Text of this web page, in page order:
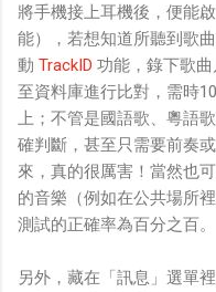
將手機接上耳機後，便能
能），若想知道所聽到歌
動 TrackID 功能，錄下歌
至資料庫進行比對，需時
上；不管是國語歌、粵語
確判斷，甚至只需要前奏
來，真的很厲害！當然也
的音樂（例如在公共場所
測試的正確率為百分之百。
另外，藏在「訊息」選單